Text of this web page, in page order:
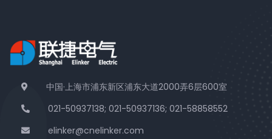
中国·上海市浦东新区浦东大道2000弄6层600室
021-50937138; 021-50937136; 021-58858552
elinker@cnelinker.com